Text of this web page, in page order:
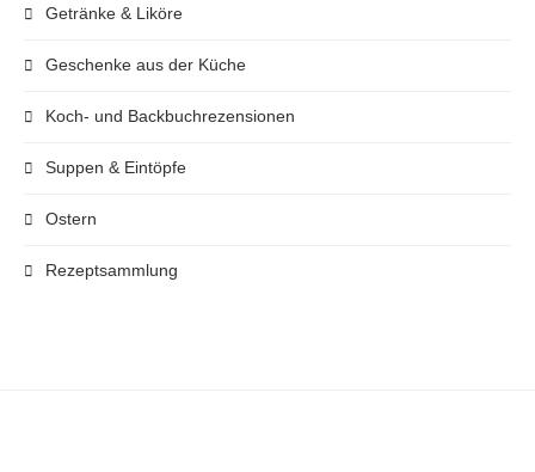
Getränke & Liköre
Geschenke aus der Küche
Koch- und Backbuchrezensionen
Suppen & Eintöpfe
Ostern
Rezeptsammlung